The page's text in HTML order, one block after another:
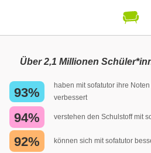
Über 2,1 Millionen
93%
haben mit sofatutor ihre
verbessert
94% verstehen den Schulstoff mit
92% können sich mit sofatutor